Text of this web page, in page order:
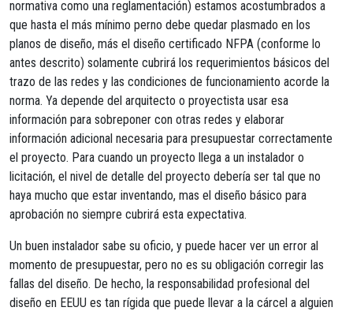
normativa como una reglamentación) estamos acostumbrados a
que hasta el más mínimo perno debe quedar plasmado en los
planos de diseño, más el diseño certificado NFPA (conforme lo
antes descrito) solamente cubrirá los requerimientos básicos del
trazo de las redes y las condiciones de funcionamiento acorde la
norma. Ya depende del arquitecto o proyectista usar esa
información para sobreponer con otras redes y elaborar
información adicional necesaria para presupuestar correctamente
el proyecto. Para cuando un proyecto llega a un instalador o
licitación, el nivel de detalle del proyecto debería ser tal que no
haya mucho que estar inventando, mas el diseño básico para
aprobación no siempre cubrirá esta expectativa.
Un buen instalador sabe su oficio, y puede hacer ver un error al
momento de presupuestar, pero no es su obligación corregir las
fallas del diseño. De hecho, la responsabilidad profesional del
diseño en EEUU es tan rígida que puede llevar a la cárcel a alguien